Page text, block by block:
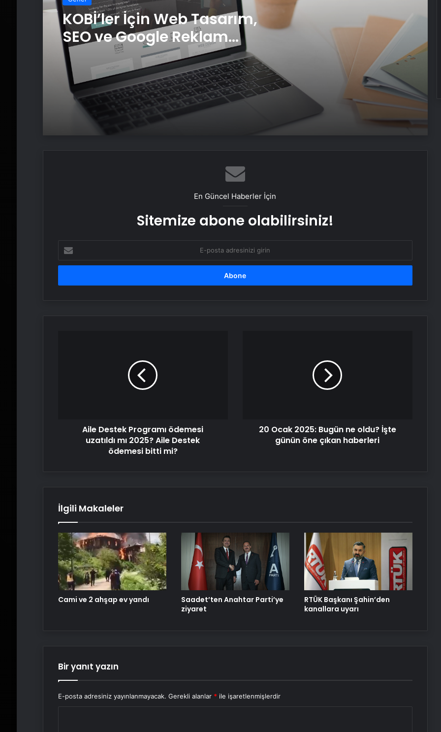
KOBİ’ler İçin Web Tasarım,
SEO ve Google Reklam
Çalışmalarının Önemi
Datahost İle Güvenilir Sunucu
Hizmetleri
Ankara’da akran zorbalığı! Kız
öğrenci hastanelik oldu, soruşturma
Nesli tükenmekte olan ve koruma
altındaki saz kedisi trafiğe kurban
Av tüfeğiyle vurulan 18 yaşındaki
Güzellik merkezi vurgununda intihar:
En Güncel Haberler İçin
Sitemize abone olabilirsiniz!
posta
adresinizi
ödemesiAile Destek Programı ödemesi
uzatıldı mı 2025? Aile Destek
ödemesi bitti mi?
20 Ocak 2025: Bugün ne oldu? İşte
günün öne çıkan haberleri
İlgili Makaleler
Cami ve 2 ahşap ev yandı
Saadet’ten Anahtar Parti’ye
ziyaret
RTÜK Başkanı Şahin’den
kanallara uyarı
Bir yanıt yazın
E-posta adresiniz yayınlanmayacak. Gerekli alanlar * ile işaretlenmişlerdir